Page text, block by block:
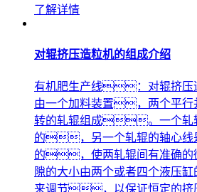
了解详情
对辊挤压造粒机的组成介绍
有机肥生产线：对辊挤
由一个加料装置，两个平
转的轧辊组成。一个轧
的，另一个轧辊的轴心线
的，使两轧辊间有准确
隙的大小由两个或者四个液压
来调节，以保证恒定的